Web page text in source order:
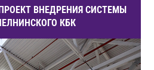
ВНЕДРЕНИЯ СИСТЕМЫ
КБК